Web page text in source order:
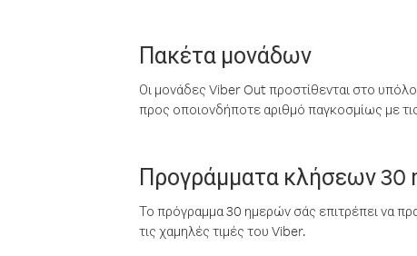
Πακέτα μονάδων
Οι μονάδες Viber Out προστίθενται στο
προς οποιονδήποτε αριθμό παγκοσμίως με
Προγράμματα κλήσεων 30
Το πρόγραμμα 30 ημερών σάς επιτρέπει να
τις χαμηλές τιμές του Viber.